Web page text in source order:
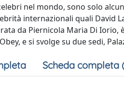
nel mondo, sono solo
internazionali quali David
da Piernicola Maria Di
e si svolge su due sedi,
Scheda completa